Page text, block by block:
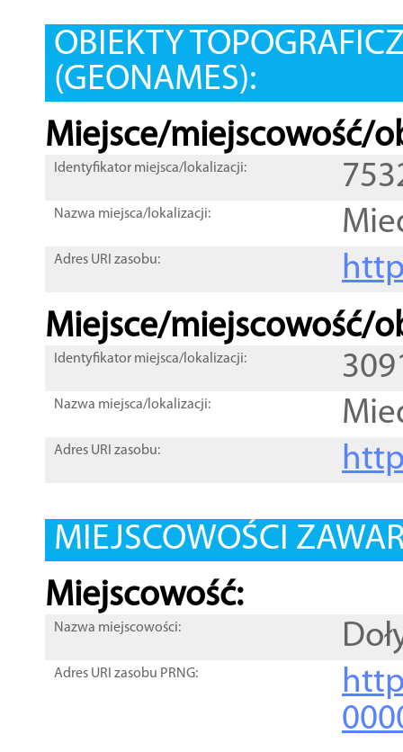
OBIEKTY
(GEONAMES):
Miejsce/miejscowość/
Identyfikator miejsca/lokalizacji:
Nazwa miejsca/lokalizacji:
Adres URI zasobu:
Miejsce/miejscowość/
Identyfikator miejsca/lokalizacji:
Nazwa miejsca/lokalizacji:
Adres URI zasobu:
MIEJSCOWOŚCI
Miejscowość:
Nazwa miejscowości:
Adres URI zasobu PRNG: